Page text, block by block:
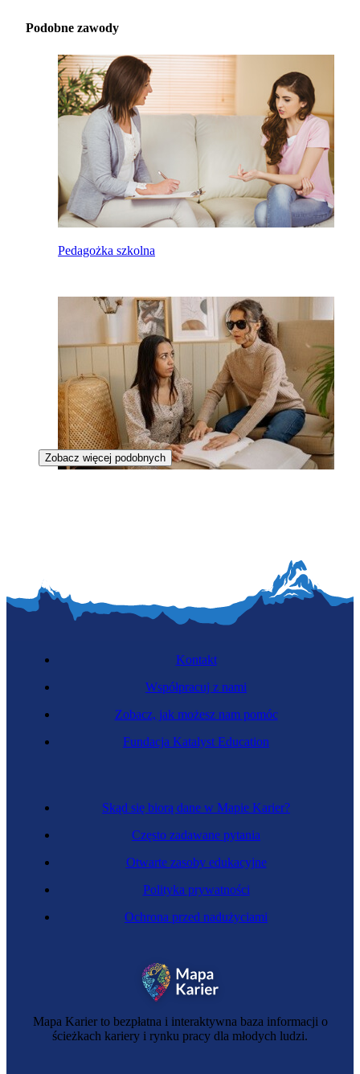
Podobne zawody
Pedagożka szkolna
Surdopedagożka
Oligofrenopedagożka
Zobacz więcej podobnych
Mapa Karier to bezpłatna i interaktywna baza informacji o
ścieżkach kariery i rynku pracy dla młodych ludzi.
Skąd się biorą dane w Mapie Karier?
Często zadawane pytania
Otwarte zasoby edukacyjne
Polityka prywatności
Ochrona przed nadużyciami
Kontakt
Współpracuj z nami
Zobacz, jak możesz nam pomóc
Fundacja Katalyst Education